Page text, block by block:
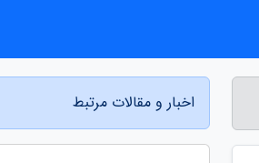
اخبار و مقالات مرتبط